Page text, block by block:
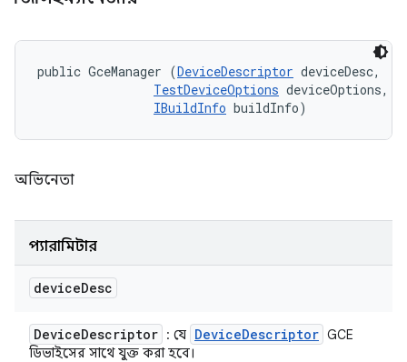
public GceManager (DeviceDescriptor deviceDesc,
TestDeviceOptions deviceOptions,
IBuildInfo buildInfo)
অভিনেতা
প্যারামিটার
deviceDesc
DeviceDescriptor : যে DeviceDescriptor GCE
ডিভাইসের সাথে যুক্ত করা হবে।